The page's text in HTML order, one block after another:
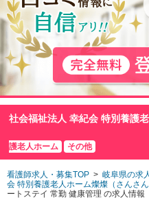
社会福祉法人 幸紀会 特別養護
護老人ホーム その他
看護師求人・募集TOP > 岐阜県の求
会 特別養護老人ホーム燦燦（さんさん
ートステイ 常勤 健康管理 の求人情報